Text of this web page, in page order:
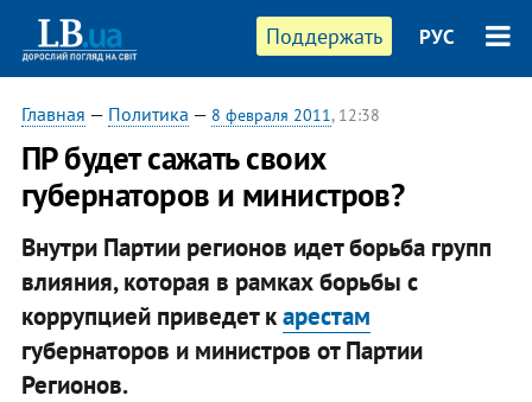
Поддержать РУС
Главная — Политика — 8 февраля 2011, 12:38
ПР будет сажать своих
губернаторов и министров?
Внутри Партии регионов идет борьба групп
влияния, которая в рамках борьбы с
коррупцией приведет карестам
губернаторов и министров от Партии
Регионов.